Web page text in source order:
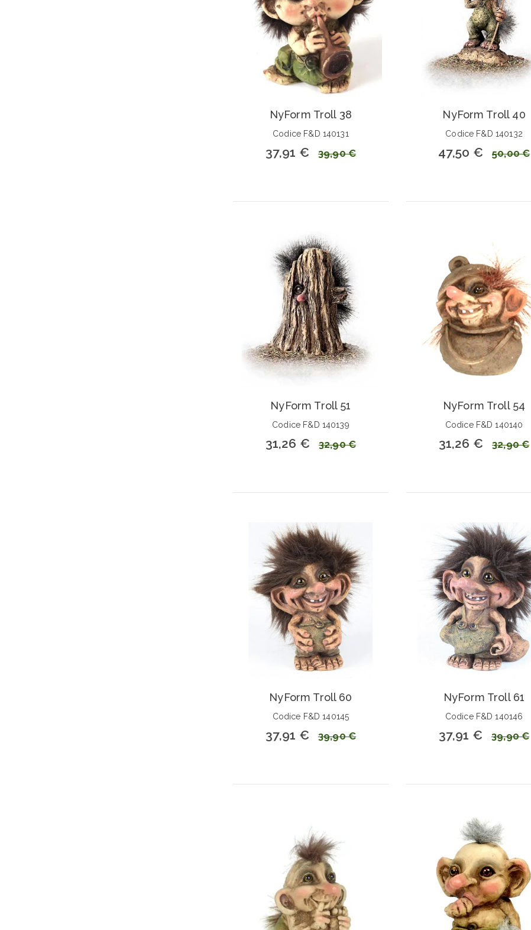
NyForm Troll 38
Codice F&D 140131
37,91 € 39,90 €
NyForm Troll 40
Codice F&D 140132
47,50 € 50,00 €
NyForm Troll 51
Codice F&D 140139
31,26 € 32,90 €
NyForm Troll 54
Codice F&D 140140
31,26 € 32,90 €
NyForm Troll 60
Codice F&D 140145
37,91 € 39,90 €
NyForm Troll 61
Codice F&D 140146
37,91 € 39,90 €